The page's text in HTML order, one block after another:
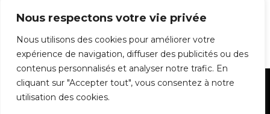
Nous respectons votre vie privée
Nous utilisons des cookies pour améliorer votre
expérience de navigation, diffuser des publicités ou des
contenus personnalisés et analyser notre trafic. En
cliquant sur "Accepter tout", vous consentez à notre
utilisation des cookies.
DECOLMATAGE AUTOMATIQUE
Mentions Légales